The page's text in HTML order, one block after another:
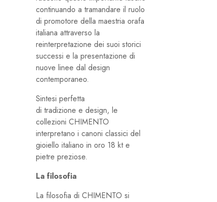
continuando a tramandare il ruolo
di promotore della maestria orafa
italiana attraverso la
reinterpretazione dei suoi storici
successi e la presentazione di
nuove linee dal design
contemporaneo.
Sintesi perfetta
di tradizione e design, le
collezioni CHIMENTO
interpretano i canoni classici del
gioiello italiano in oro 18 kt e
pietre preziose.
La filosofia
La filosofia di CHIMENTO si